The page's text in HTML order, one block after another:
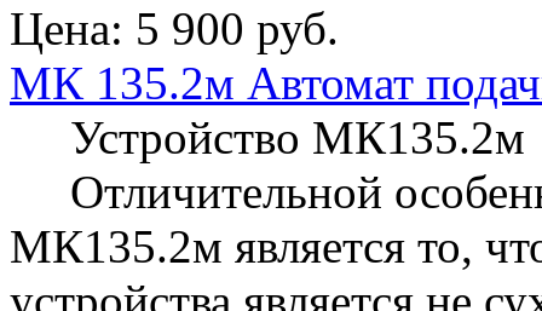
Цена: 5 900 руб.
МК 135.2м Автомат
Устройство МК135.2м
Отличительной
МК135.2м является то,
устройства является не